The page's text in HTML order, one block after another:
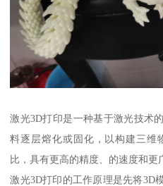
激光3D打印是一种基于激光技术
料逐层熔化或固化，以构建三维
比，具有更高的精度、的速度和更
激光3D打印的工作原理是先将3D